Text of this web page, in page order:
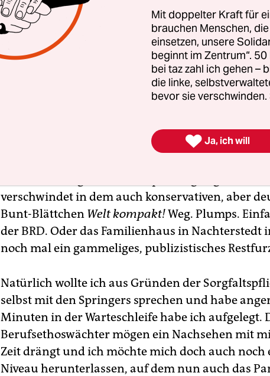
müssen. "Kompakt", das klingt erstmal ganz
"verdichtet", nach viel Inhalt auf kleinem Raum,
"Kompakt" ist die heiße Sparwaffe der
anzeigenfreien unhandlichen Flatterblätter auf
kompatibles Format zu bringen UND Kosten zu
Kontakter, Die WeltmitWelt
zusammenzulegen. Jetzt noch mal für Doofe:Welt
verschwindet in dem auch konservativen, aber
Bunt-Blättchen Welt kompakt!Weg. Plumps.
der BRD. Oder das Familienhaus in Nachterstedt
noch mal ein gammeliges, publizistisches
Natürlich wollte ich aus Gründen der
selbst mit den Springers sprechen und habe
Minuten in der Warteschleife habe ich aufgelegt.
Berufsethoswächter mögen ein Nachsehen mit
Zeit drängt und ich möchte mich doch auch noch
Niveau herunterlassen, auf dem nun auch das
Mit doppelter Kraft für
brauchen Menschen,
einsetzen, unsere
beginnt im Zentrum“.
bei taz zahl ich gehen –
die linke,
bevor sie
 Ja, ich will